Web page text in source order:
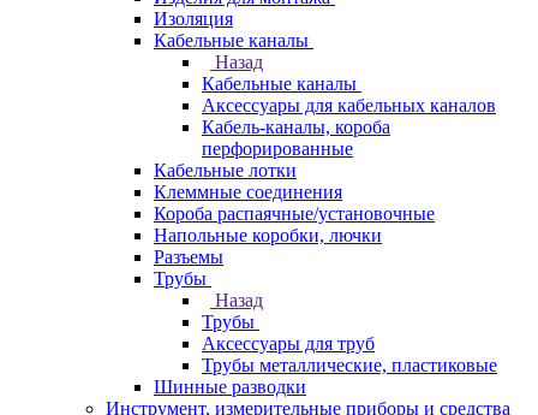
Изоляция
Кабельные каналы
Назад
Кабельные каналы
Аксессуары для кабельных каналов
Кабель-каналы, короба
перфорированные
Кабельные лотки
Клеммные соединения
Короба распаячные/установочные
Напольные коробки, лючки
Разъемы
Трубы
Назад
Трубы
Аксессуары для труб
Трубы металлические, пластиковые
Шинные разводки
Инструмент, измерительные приборы и средства